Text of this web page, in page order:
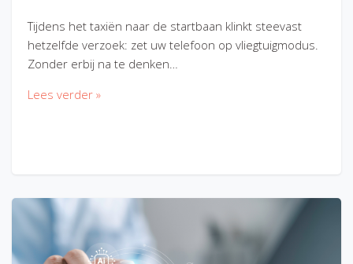
Tijdens het taxiën naar de startbaan klinkt steevast
hetzelfde verzoek: zet uw telefoon op vliegtuigmodus.
Zonder erbij na te denken…
Lees verder »